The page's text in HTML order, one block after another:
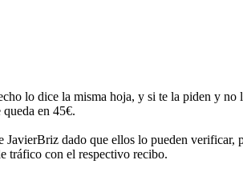
lo dice la misma hoja, y si te la piden y no
en 45€.
dado que ellos lo pueden verificar,
tráfico con el respectivo recibo.